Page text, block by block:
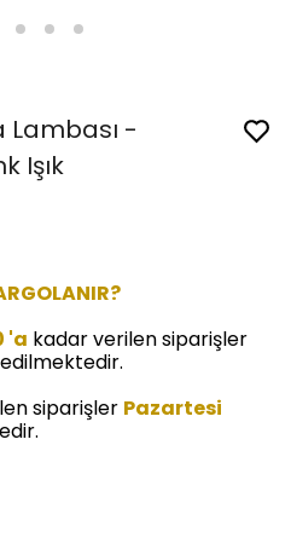
-
Işık
'a kadar verilen siparişler
siparişler Pazartesi